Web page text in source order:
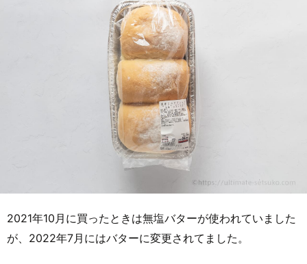
2021年10月に買ったときは無塩バターが使われていました
が、2022年7月にはバターに変更されてました。